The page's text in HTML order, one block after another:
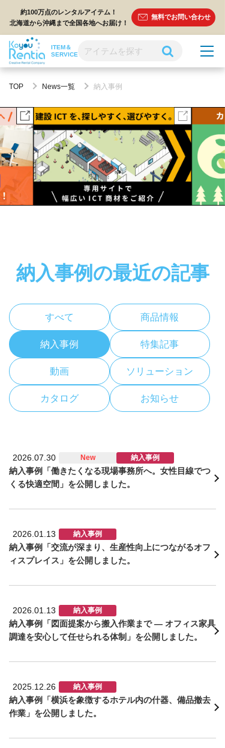
約100万点のレンタルアイテム！
北海道から沖縄まで全国各地へお届け！
無料でお問い合わせ
ITEM＆
SERVICE
TOP News一覧 納入事例
納入事例の最近の記事
すべて 商品情報
納入事例 特集記事
動画 ソリューション
カタログ お知らせ
2026.07.30 New 納入事例
納入事例「働きたくなる現場事務所へ。女性目線でつ
くる快適空間」を公開しました。
2026.01.13 納入事例
納入事例「交流が深まり、生産性向上につながるオフ
ィスプレイス」を公開しました。
2026.01.13 納入事例
納入事例「図面提案から搬入作業まで ― オフィス家具
調達を安心して任せられる体制」を公開しました。
2025.12.26 納入事例
納入事例「横浜を象徴するホテル内の什器、備品撤去
作業」を公開しました。